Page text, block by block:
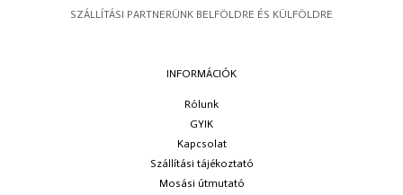
SZÁLLÍTÁSI PARTNERÜNK BELFÖLDRE ÉS KÜLFÖLDRE
INFORMÁCIÓK
Rólunk
GYIK
Kapcsolat
Szállítási tájékoztató
Mosási útmutató